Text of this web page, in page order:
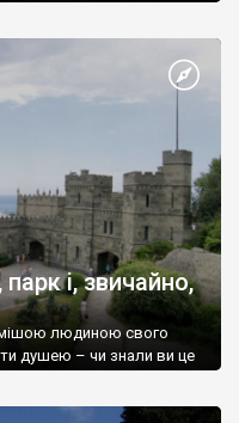
і, звичайно,
людиною свого
душею – чи знали ви це